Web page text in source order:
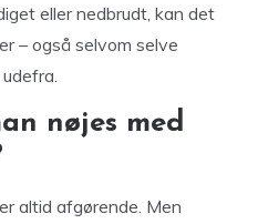
eller nedbrudt, kan det
– også selvom selve
nøjes med
altid afgørende. Men